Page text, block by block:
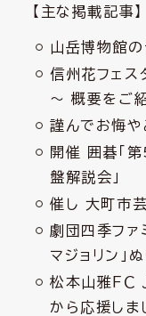
【主な掲載記事】
山岳博物館
信州花フェ
～ 概要をご
謹んでお悔や
開催 囲碁「
盤解説会」
催し 大町市
劇団四季ファ
マジョリン」
松本山雅ＦＣ
から応援しま